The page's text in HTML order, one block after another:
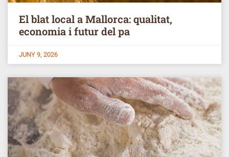
El blat local a Mallorca: qualitat,
economia i futur del pa
JUNY 9, 2026